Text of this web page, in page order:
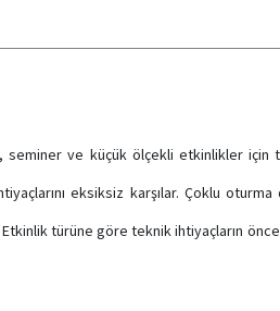
ve küçük ölçekli etkinlikler için
eksiksiz karşılar. Çoklu
türüne göre teknik ihtiyaçların